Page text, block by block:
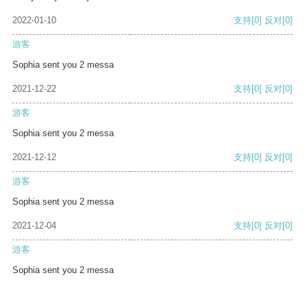
2022-01-10 支持[0] 反对[0]
游客
Sophia sent you 2 messa
2021-12-22 支持[0] 反对[0]
游客
Sophia sent you 2 messa
2021-12-12 支持[0] 反对[0]
游客
Sophia sent you 2 messa
2021-12-04 支持[0] 反对[0]
游客
Sophia sent you 2 messa